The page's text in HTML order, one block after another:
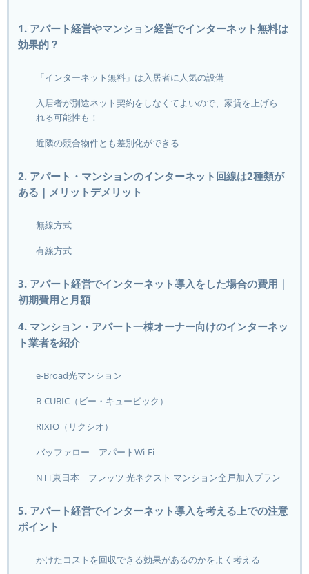
1. アパート経営やマンション経営でインターネット無料は
効果的？
「インターネット無料」は入居者に人気の設備
入居者が別途ネット契約をしなくてよいので、家賃を上げら
れる可能性も！
近隣の競合物件とも差別化ができる
2. アパート・マンションのインターネット回線は2種類が
ある｜メリットデメリット
無線方式
有線方式
3. アパート経営でインターネット導入をした場合の費用｜
初期費用と月額
4. マンション・アパート一棟オーナー向けのインターネッ
ト業者を紹介
e-Broad光マンション
B-CUBIC（ビー・キュービック）
RIXIO（リクシオ）
バッファロー アパートWi-Fi
NTT東日本 フレッツ 光ネクスト マンション全戸加入プラン
5. アパート経営でインターネット導入を考える上での注意
ポイント
かけたコストを回収できる効果があるのかをよく考える